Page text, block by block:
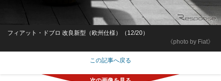
《photo by Fiat》
フィアット・ドブロ 改良新型（欧州仕様）（12/20）
この記事へ戻る